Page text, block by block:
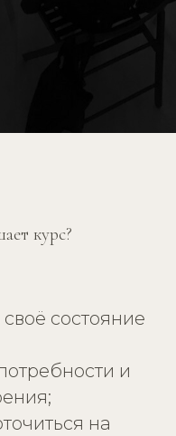
курс?
состояние
и
на